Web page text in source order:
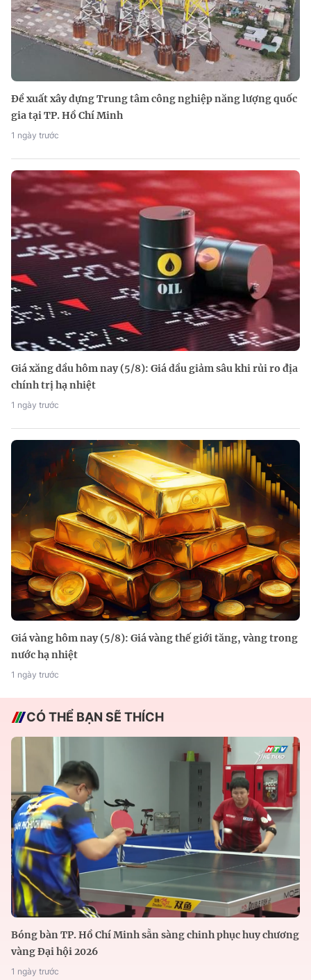
Đề xuất xây dựng Trung tâm công nghiệp năng lượng quốc
gia tại TP. Hồ Chí Minh
1 ngày trước
Giá xăng dầu hôm nay (5/8): Giá dầu giảm sâu khi rủi ro địa
chính trị hạ nhiệt
1 ngày trước
Giá vàng hôm nay (5/8): Giá vàng thế giới tăng, vàng trong
nước hạ nhiệt
1 ngày trước
CÓ THỂ BẠN SẼ THÍCH
Bóng bàn TP. Hồ Chí Minh sẵn sàng chinh phục huy chương
vàng Đại hội 2026
1 ngày trước